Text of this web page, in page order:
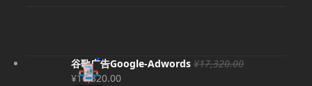
谷歌广告Google-Adwords ¥17,320.00
原
¥16,320.00当